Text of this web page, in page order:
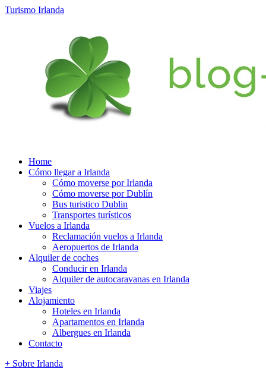
Turismo Irlanda
Home
Cómo llegar a Irlanda
Cómo moverse por Irlanda
Cómo moverse por Dublín
Bus turistico Dublin
Transportes turísticos
Vuelos a Irlanda
Reclamación vuelos a Irlanda
Aeropuertos de Irlanda
Alquiler de coches
Conducir en Irlanda
Alquiler de autocaravanas en Irlanda
Viajes
Alojamiento
Hoteles en Irlanda
Apartamentos en Irlanda
Albergues en Irlanda
Contacto
+ Sobre Irlanda